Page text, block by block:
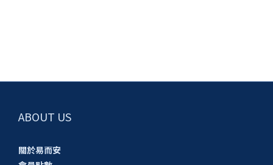
ABOUT US
關於易而安